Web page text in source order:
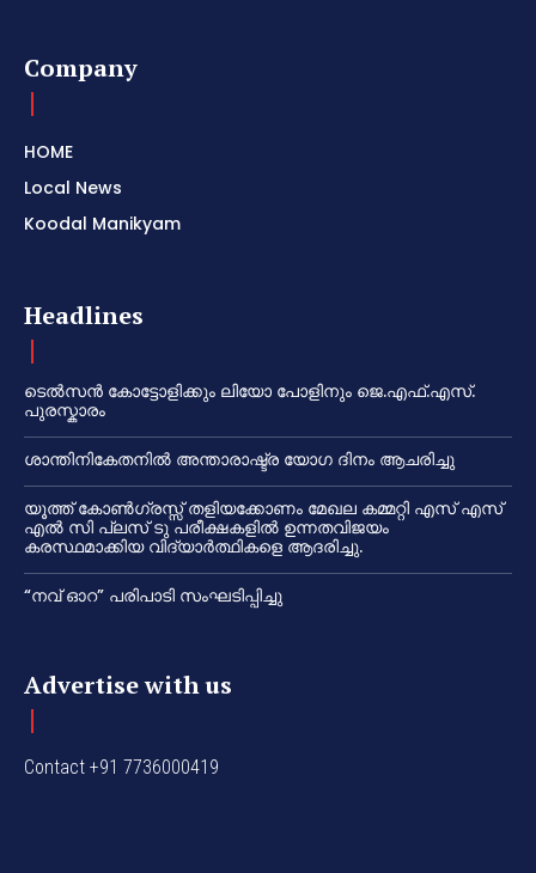
Company
HOME
Local News
Koodal Manikyam
Headlines
ടെൽസൻ കോട്ടോളിക്കും ലിയോ പോളിനും ജെ.എഫ്.എസ്.
പുരസ്കാരം
ശാന്തിനികേതനിൽ അന്താരാഷ്ട്ര യോഗ ദിനം ആചരിച്ചു
യൂത്ത് കോൺഗ്രസ്സ് തളിയക്കോണം മേഖല കമ്മറ്റി എസ് എസ്
എൽ സി പ്ലസ് ടു പരീക്ഷകളിൽ ഉന്നതവിജയം
കരസ്ഥമാക്കിയ വിദ്യാർത്ഥികളെ ആദരിച്ചു.
“നവ് ഓറ” പരിപാടി സംഘടിപ്പിച്ചു
Advertise with us
Contact +91 7736000419